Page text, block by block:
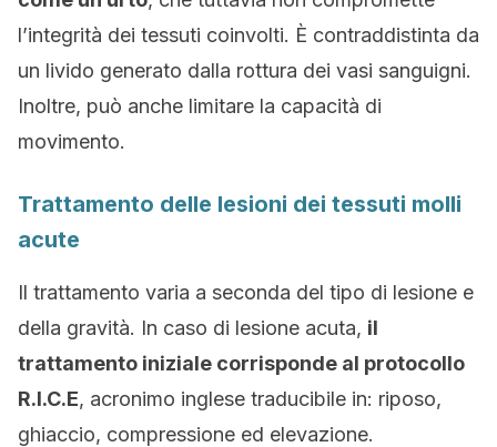
l’integrità dei tessuti coinvolti. È contraddistinta da
un livido generato dalla rottura dei vasi sanguigni.
Inoltre, può anche limitare la capacità di
movimento.
Trattamento delle lesioni dei tessuti molli
acute
Il trattamento varia a seconda del tipo di lesione e
della gravità. In caso di lesione acuta, il
trattamento iniziale corrisponde al protocollo
R.I.C.E, acronimo inglese traducibile in: riposo,
ghiaccio, compressione ed elevazione.